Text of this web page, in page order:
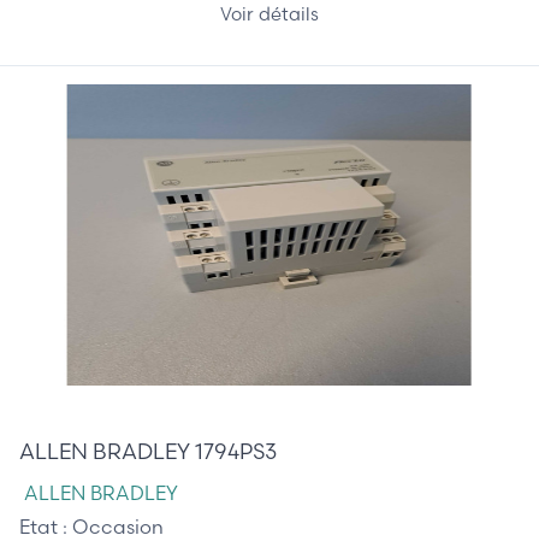
Voir détails
ALLEN BRADLEY 1794PS3
ALLEN BRADLEY
Etat : Occasion